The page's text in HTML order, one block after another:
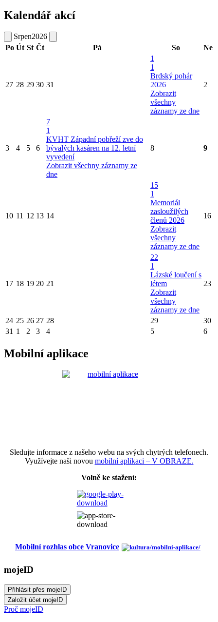
Kalendář akcí
Srpen2026
Po Út St Čt Pá So Ne
27 28 29 30 31
1
1
Brdský pohár
2026
Zobrazit
všechny
záznamy ze dne
2
3 4 5 6
7
1
KVHT Západní pobřeží zve do
bývalých kasáren na 12. letní
vyvedení
Zobrazit všechny záznamy ze
dne
8 9
10 11 12 13 14
15
1
Memoriál
zasloužilých
členů 2026
Zobrazit
všechny
záznamy ze dne
16
17 18 19 20 21
22
1
Lázské loučení s
létem
Zobrazit
všechny
záznamy ze dne
23
24 25 26 27 28 29
30
31 1 2 3 4 5 6
Mobilní aplikace
Sledujte informace z našeho webu na svých chytrých telefonech.
Využívejte naši novou mobilní aplikaci – V OBRAZE.
Volně ke stažení:
Mobilní rozhlas obce Vranovice
mojeID
Proč mojeID